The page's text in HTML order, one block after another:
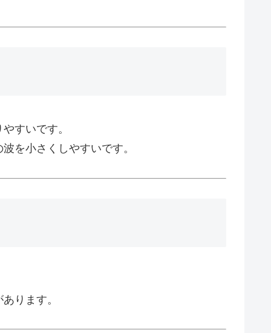
すいです。
を小さくしやすいです。
ります。